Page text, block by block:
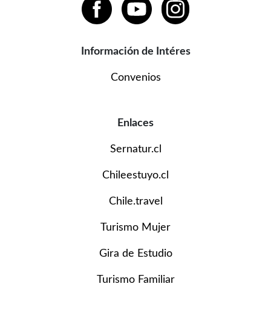
Información de Intéres
Convenios
Enlaces
Sernatur.cl
Chileestuyo.cl
Chile.travel
Turismo Mujer
Gira de Estudio
Turismo Familiar